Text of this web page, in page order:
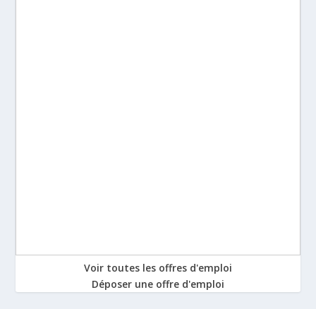
Voir toutes les offres d'emploi
Déposer une offre d'emploi